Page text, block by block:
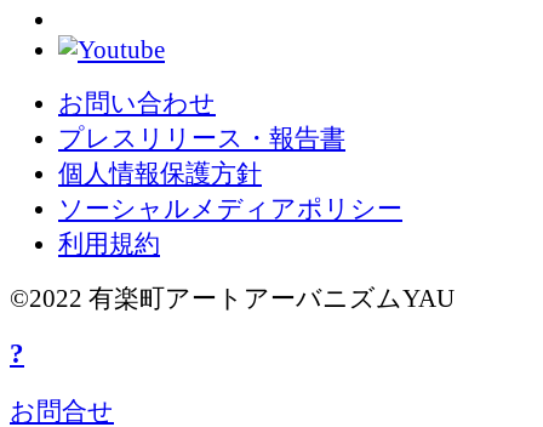
お問い合わせ
プレスリリース・報告書
個人情報保護方針
ソーシャルメディアポリシー
利用規約
©2022 有楽町アートアーバニズムYAU
?
お問合せ